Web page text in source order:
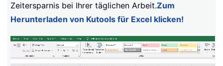
Zeitersparnis bei Ihrer täglichen Arbeit.Zum
Herunterladen von Kutools für Excel klicken!